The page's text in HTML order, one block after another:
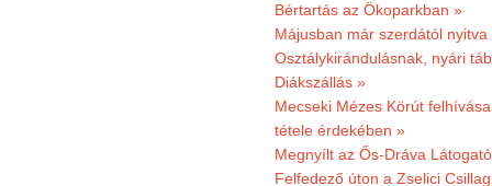
Bértartás az Ökoparkban »
Májusban már szerdától
Osztálykirándulásnak, nyári
Diákszállás »
Mecseki Mézes Körút
tétele érdekében »
Megnyílt az Ős-Dráva
Felfedező úton a Zselici